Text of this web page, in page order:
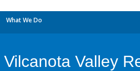
What We Do
Vilcanota Valley